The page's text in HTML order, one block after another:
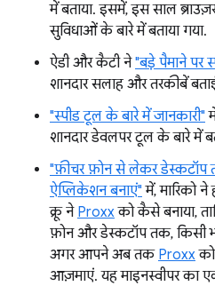
में बताया. इसमें, इस साल
सुविधाओं के बारे में बताया गया.
ऐडी और कैटी ने"बड़े पैमाने पर
शानदार सलाह और तरकीबें
"स्पीड टूल के बारे में जानकारी"
शानदार डेवलपर टूल के बारे में
"फ़ीचर फ़ोन से लेकर
ऐप्लिकेशन बनाएं" में, मारिको
क्रू ने Proxxको कैसे बनाया,
फ़ोन और डेस्कटॉप तक, किसी
अगर आपने अब तक Proxx
आज़माएं. यह माइनस्वीपर का